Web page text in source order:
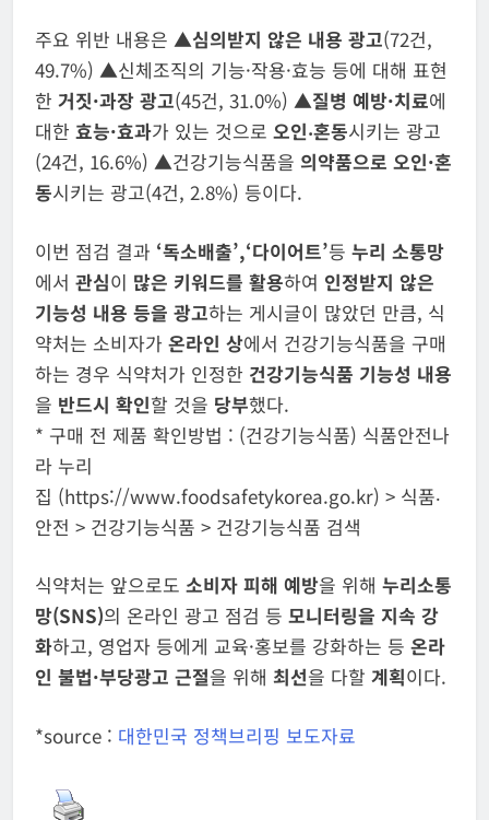
주요 위반 내용은 ▲심의받지 않은 내용 광고(72건,
49.7%) ▲신체조직의 기능·작용·효능 등에 대해 표현
한 거짓·과장 광고(45건, 31.0%) ▲질병 예방·치료에
대한 효능·효과가 있는 것으로 오인‧혼동시키는 광고
(24건, 16.6%) ▲건강기능식품을 의약품으로 오인·혼
동시키는 광고(4건, 2.8%) 등이다.
이번 점검 결과 ‘독소배출’,‘다이어트’등 누리 소통망
에서 관심이 많은 키워드를 활용하여 인정받지 않은
기능성 내용 등을 광고하는 게시글이 많았던 만큼, 식
약처는 소비자가 온라인 상에서 건강기능식품을 구매
하는 경우 식약처가 인정한 건강기능식품 기능성 내용
을 반드시 확인할 것을 당부했다.
* 구매 전 제품 확인방법 : (건강기능식품) 식품안전나
라 누리
집 (https://www.foodsafetykorea.go.kr) > 식품‧
안전 > 건강기능식품 > 건강기능식품 검색
식약처는 앞으로도 소비자 피해 예방을 위해 누리소통
망(SNS)의 온라인 광고 점검 등 모니터링을 지속 강
화하고, 영업자 등에게 교육·홍보를 강화하는 등 온라
인 불법·부당광고 근절을 위해 최선을 다할 계획이다.
*source : 대한민국 정책브리핑 보도자료